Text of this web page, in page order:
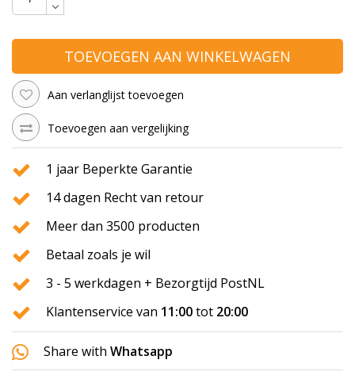
TOEVOEGEN AAN WINKELWAGEN
Aan verlanglijst toevoegen
Toevoegen aan vergelijking
1 jaar Beperkte Garantie
14 dagen Recht van retour
Meer dan 3500 producten
Betaal zoals je wil
3 - 5 werkdagen + Bezorgtijd PostNL
Klantenservice van 11:00tot 20:00
Share with Whatsapp